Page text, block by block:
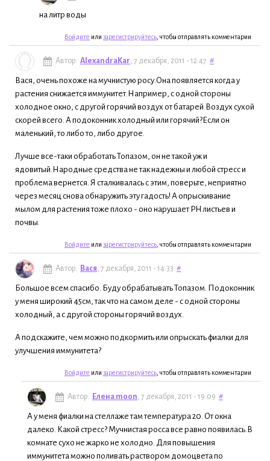
на литр воды
Войдите или зарегистрируйтесь , чтобы отправлять комментарии
Автор: AlexandraKar, 7 декабря, 2011 - 12:47 #
Вася, очень похоже на мучнистую росу.Она появляется когда у
растения снижается иммунитет.Например, с одной стороны
холодное окно, с другой горячий воздух от батарей.Воздух сухой
скорей всего. А подоконник холодный или горячий?Если он
маленький, то либо то, либо другое.
Лучше все-таки обработать Топазом, он не такой уж и
ядовитый.Народные средства не так надежны и любой стресс и
проблема вернется. Я сталкивалась с этим, поверьте, неприятно
через месяц снова обнаружить эту гадость! А опрыскивание
мылом для растения тоже плохо - оно нарушает PH листьев и
почвы.
Войдите или зарегистрируйтесь , чтобы отправлять комментарии
Автор: Вася, 7 декабря, 2011 - 14:33 #
Большое всем спасибо. Буду обрабатывать Топазом. Подоконник
у меня широкий 45см, так что на самом деле - с одной стороны
холодный, а с другой стороны горячий воздух.
А подскажите, чем можно подкормить или опрыскать фиалки для
улучшения иммунитета?
Войдите или зарегистрируйтесь , чтобы отправлять комментарии
Автор: Елена moon, 7 декабря, 2011 - 19:09 #
А у меня фиалки на стеллаже там температура 20. От окна
далеко. Какой стресс? Мучнистая росса все равно появилась.В
комнате сухо не жарко не холодно. Для повышения
иммунитета можно поливать раствором домоцвета по